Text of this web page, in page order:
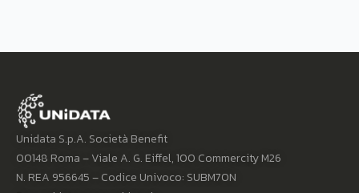
Unidata S.p.A. Società Benefit
00148 Roma – Viale A. G. Eiffel, 100 Commercity M26
N. REA 956645 – Codice Univoco: SUBM70N